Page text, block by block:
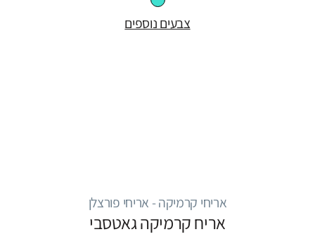
צבעים נוספים
אריחי קרמיקה - אריחי פורצלן
אריח קרמיקה גאטסבי